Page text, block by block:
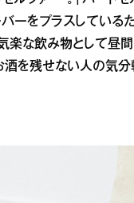
ーをプラスしている
楽な飲み物として昼
を残せない人の気分